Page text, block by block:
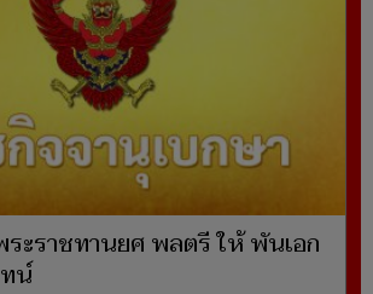
ระราชทานยศ พลตรี ให้ พันเอก
น์